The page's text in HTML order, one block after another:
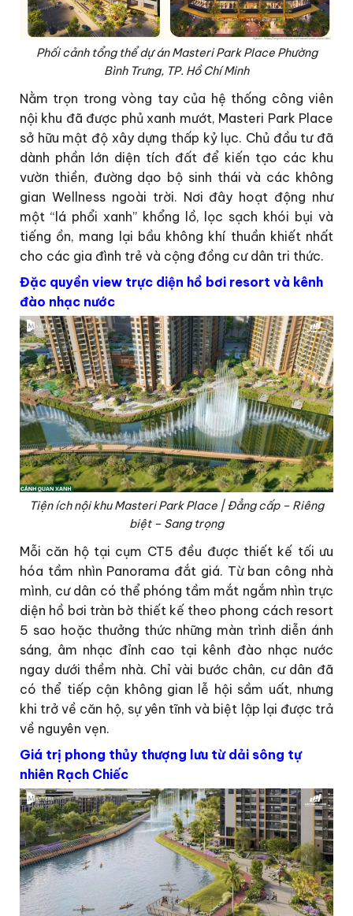
Phối cảnh tổng thể dự án Masteri Park Place Phường
Bình Trưng, TP. Hồ Chí Minh
Nằm trọn trong vòng tay của hệ thống công viên
nội khu đã được phủ xanh mướt, Masteri Park Place
sở hữu mật độ xây dựng thấp kỷ lục. Chủ đầu tư đã
dành phần lớn diện tích đất để kiến tạo các khu
vườn thiền, đường dạo bộ sinh thái và các không
gian Wellness ngoài trời. Nơi đây hoạt động như
một “lá phổi xanh” khổng lồ, lọc sạch khói bụi và
tiếng ồn, mang lại bầu không khí thuần khiết nhất
cho các gia đình trẻ và cộng đồng cư dân tri thức.
Đặc quyền view trực diện hồ bơi resort và kênh
đào nhạc nước
Tiện ích nội khu Masteri Park Place | Đẳng cấp – Riêng
biệt – Sang trọng
Mỗi căn hộ tại cụm CT5 đều được thiết kế tối ưu
hóa tầm nhìn Panorama đắt giá. Từ ban công nhà
mình, cư dân có thể phóng tầm mắt ngắm nhìn trực
diện hồ bơi tràn bờ thiết kế theo phong cách resort
5 sao hoặc thưởng thức những màn trình diễn ánh
sáng, âm nhạc đỉnh cao tại kênh đào nhạc nước
ngay dưới thềm nhà. Chỉ vài bước chân, cư dân đã
có thể tiếp cận không gian lễ hội sầm uất, nhưng
khi trở về căn hộ, sự yên tĩnh và biệt lập lại được trả
về nguyên vẹn.
Giá trị phong thủy thượng lưu từ dải sông tự
nhiên Rạch Chiếc